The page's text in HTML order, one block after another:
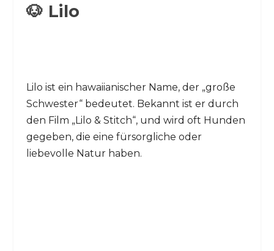
🐶 Lilo
Lilo ist ein hawaiianischer Name, der „große
Schwester“ bedeutet. Bekannt ist er durch
den Film „Lilo & Stitch“, und wird oft Hunden
gegeben, die eine fürsorgliche oder
liebevolle Natur haben.